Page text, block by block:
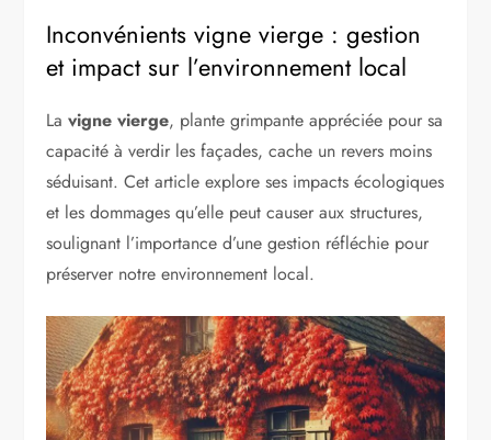
Inconvénients vigne vierge : gestion
et impact sur l’environnement local
Lavigne vierge, plante grimpante appréciée pour sa
capacité à verdir les façades, cache un revers moins
séduisant. Cet article explore ses impacts écologiques
et les dommages qu’elle peut causer aux structures,
soulignant l’importance d’une gestion réfléchie pour
préserver notre environnement local.